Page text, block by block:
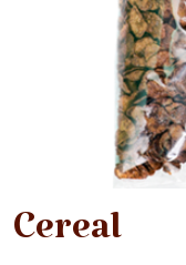
Cereal